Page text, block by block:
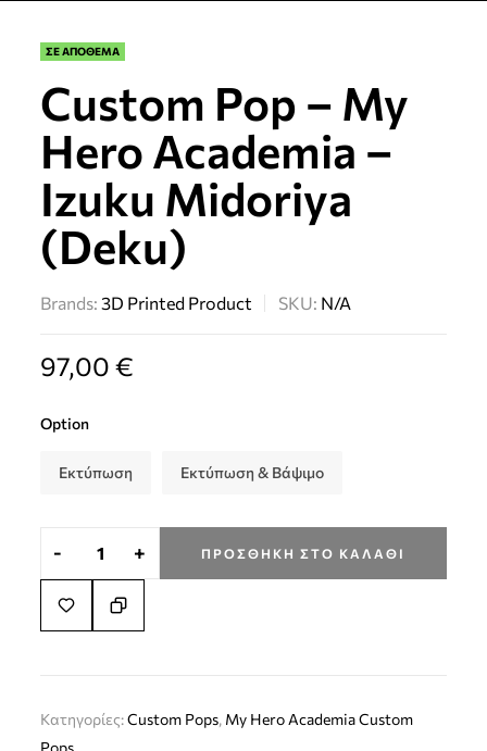
ΣΕ ΑΠΟΘΕΜΑ
Custom Pop – My
Hero Academia –
Izuku Midoriya
(Deku)
Brands: 3D Printed Product SKU: N/A
97,00€
Option
Εκτύπωση Εκτύπωση & Βάψιμο
- + ΠΡΟΣΘΉΚΗ ΣΤΟ ΚΑΛΆΘΙ
Κατηγορίες:Custom Pops, My Hero Academia Custom
Pops